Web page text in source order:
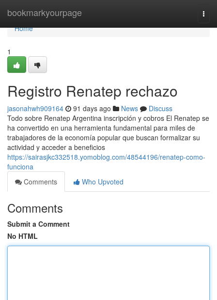
bookmarkyourpage
Home
Home
1
Registro Renatep rechazo
jasonahwh909164 91 days ago News
Discuss
Todo sobre Renatep Argentina inscripción y cobros El Renatep se
ha convertido en una herramienta fundamental para miles de
trabajadores de la economía popular que buscan formalizar su
actividad y acceder a beneficios
https://sairasjkc332518.yomoblog.com/48544196/renatep-como-
funciona
Comments
Who Upvoted
Comments
Submit a Comment
No HTML